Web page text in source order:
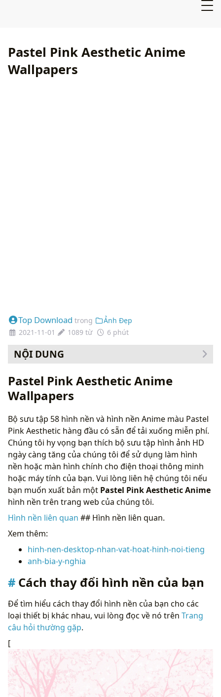
Pastel Pink Aesthetic Anime
Wallpapers
Top Download trong
Ảnh Đẹp
2021-11-01
1089 từ 6 phút
NỘI DUNG
Pastel Pink Aesthetic Anime
Wallpapers
Bộ sưu tập 58 hình nền và hình nền Anime màu Pastel
Pink Aesthetic hàng đầu có sẵn để tải xuống miễn phí.
Chúng tôi hy vọng bạn thích bộ sưu tập hình ảnh HD
ngày càng tăng của chúng tôi để sử dụng làm hình
nền hoặc màn hình chính cho điện thoại thông minh
hoặc máy tính của bạn. Vui lòng liên hệ chúng tôi nếu
bạn muốn xuất bản một Pastel Pink Aesthetic Anime
hình nền trên trang web của chúng tôi.
Hình nền liên quan ## Hình nền liên quan.
Xem thêm:
hinh-nen-desktop-nhan-vat-hoat-hinh-noi-tieng
anh-bia-y-nghia
Cách thay đổi hình nền của bạn
Để tìm hiểu cách thay đổi hình nền của bạn cho các
loại thiết bị khác nhau, vui lòng đọc về nó trên Trang
câu hỏi thường gặp.
[